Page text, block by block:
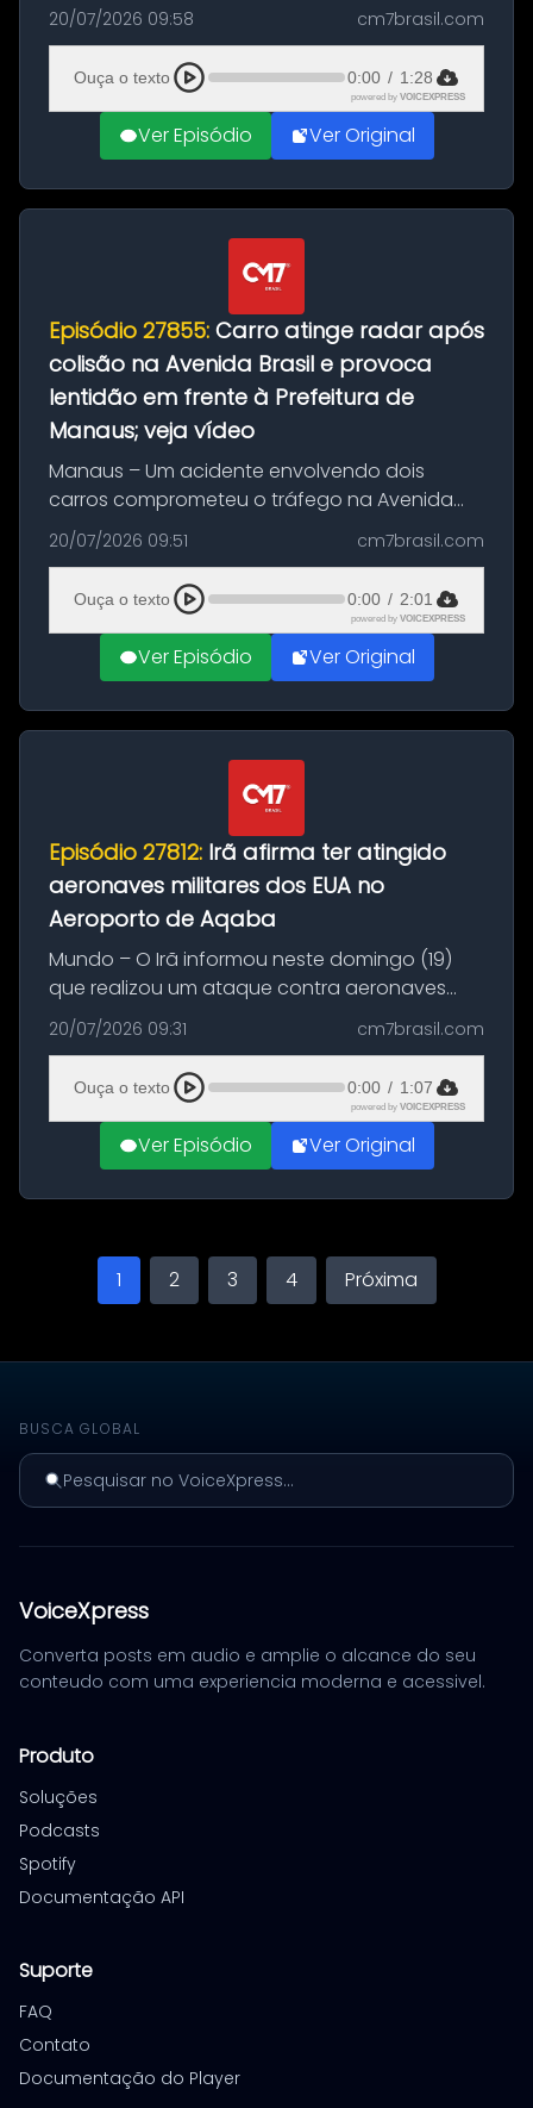
podem solicitar o voto em trânsito a partir
desta segunda-feira (20). O pedido pode ser
feito até 20 de ag...
20/07/2026 09:58 cm7brasil.com
Ouça o texto 0:00 / 1:28
powered by VOICEXPRESS
Ver Episódio Ver Original
Episódio 27855: Carro atinge radar após
colisão na Avenida Brasil e provoca
lentidão em frente à Prefeitura de
Manaus; veja vídeo
Manaus – Um acidente envolvendo dois
carros comprometeu o tráfego na Avenida
Brasil durante a manhã desta segunda-feira
(20), em frente ao complexo da Prefeitura de
Manaus, na Zona Oeste. A batida ter...
20/07/2026 09:51 cm7brasil.com
Ouça o texto 0:00 / 2:01
powered by VOICEXPRESS
Ver Episódio Ver Original
Episódio 27812: Irã afirma ter atingido
aeronaves militares dos EUA no
Aeroporto de Aqaba
Mundo – O Irã informou neste domingo (19)
que realizou um ataque contra aeronaves
militares dos Estados Unidos estacionadas no
Aeroporto de Aqaba, na Jordânia, durante a
21ª fase da Operação Nasr 2. A...
20/07/2026 09:31 cm7brasil.com
Ouça o texto 0:00 / 1:07
powered by VOICEXPRESS
Ver Episódio Ver Original
1 2 3 4 Próxima
BUSCA GLOBAL
Pesquisar no VoiceXpress...
VoiceXpress
Converta posts em audio e amplie o alcance do seu
conteudo com uma experiencia moderna e acessivel.
Produto
Soluções
Podcasts
Spotify
Documentação API
Suporte
FAQ
Contato
Documentação do Player